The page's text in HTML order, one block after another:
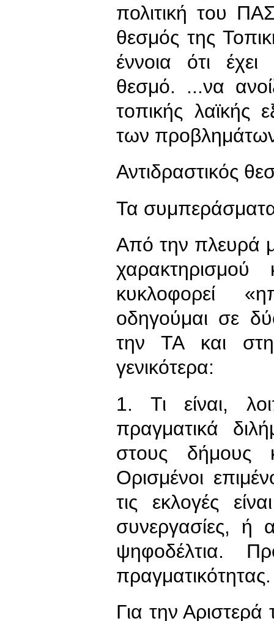
πολιτική του
θεσμός της
έννοια ότι έχει
θεσμό. ...να
τοπικής λαϊκής
των
Αντιδραστικός
Τα
Από την πλευρά
κυκλοφορεί
οδηγούμαι σε
την ΤΑ και στη
γενικότερα:
1. Τι είναι,
πραγματικά
στους δήμους
Ορισμένοι
τις εκλογές
συνεργασίες, ή
ψηφοδέλτια.
πραγματικότητας.
Για την